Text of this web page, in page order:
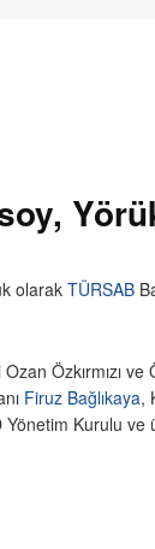
olarak TÜRSAB
Özkırmızı
Firuz Bağlıkaya,
Kurulu ve